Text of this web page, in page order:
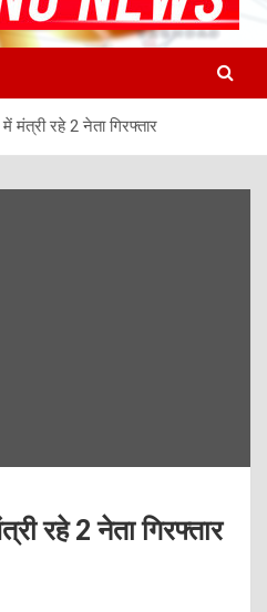
मंत्री रहे 2 नेता गिरफ्तार
रहे 2 नेता गिरफ्तार